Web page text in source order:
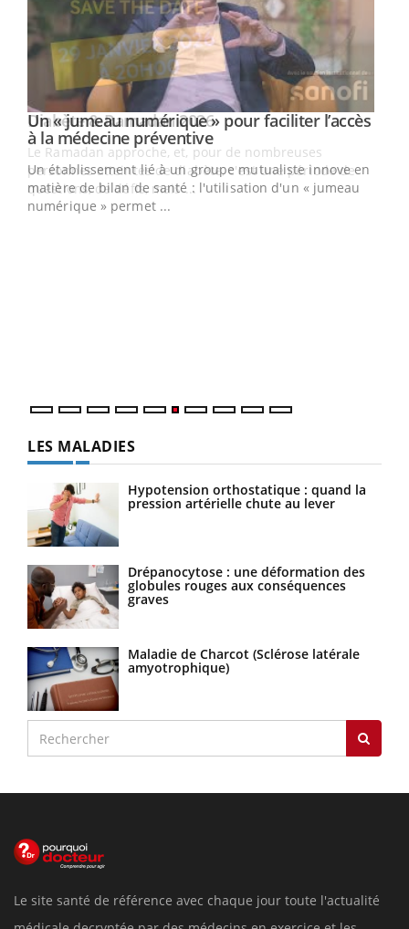
Youtube
Un « jumeau numérique » pour faciliter l’accès
à la médecine préventiveYoutube
Un établissement lié à un groupe mutualiste innove en
matière de bilan de santé : l'utilisation d'un « jumeau
numérique » permet ...
LES MALADIES
Hypotension orthostatique : quand la
pression artérielle chute au lever
Drépanocytose : une déformation des
globules rouges aux conséquences
graves
Maladie de Charcot (Sclérose latérale
amyotrophique)
Le site santé de référence avec chaque jour toute l'actualité